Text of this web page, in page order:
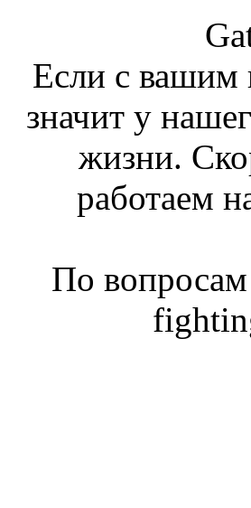
Если с вашим
значит у
жизни.
работаем
По